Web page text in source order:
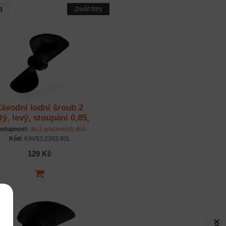
Zrušit filtry
lodní šroub 2
levý, stoupání 0,85,
60,0mm/M4
do 2 pracovních dnů
Kód: KAV53.2303.60L
129 Kč